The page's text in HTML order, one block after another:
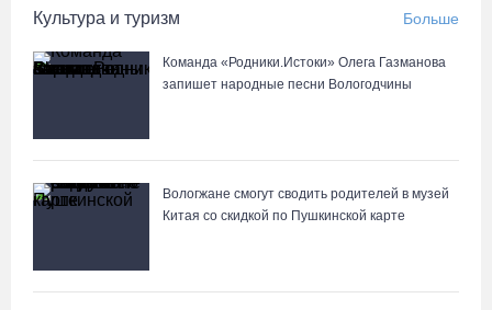
Культура и туризм Больше
Команда «Родники.Истоки» Олега Газманова
запишет народные песни Вологодчины
Вологжане смогут сводить родителей в музей
Китая со скидкой по Пушкинской карте